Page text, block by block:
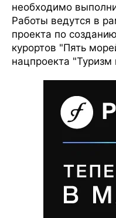
необходимо
Работы ведутся в
проекта по
курортов "Пять
нацпроекта "Туризм